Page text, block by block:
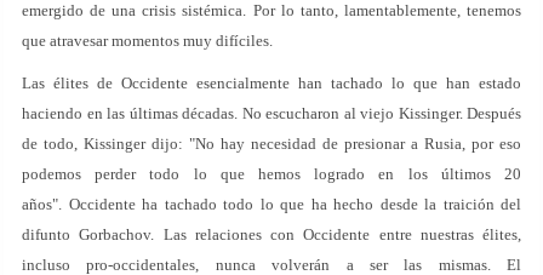
emergido de una crisis sistémica. Por lo tanto, lamentablemente, tenemos
que atravesar momentos muy difíciles.
Las élites de Occidente esencialmente han tachado lo que han estado
haciendo en las últimas décadas. No escucharon al viejo Kissinger. Después
de todo, Kissinger dijo: "No hay necesidad de presionar a Rusia, por eso
podemos perder todo lo que hemos logrado en los últimos 20
años". Occidente ha tachado todo lo que ha hecho desde la traición del
difunto Gorbachov. Las relaciones con Occidente entre nuestras élites,
incluso pro-occidentales, nunca volverán a ser las mismas. El